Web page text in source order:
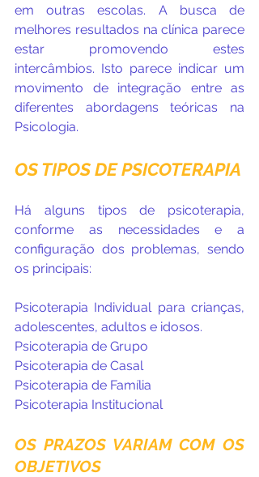
em outras escolas. A busca de
melhores resultados na clínica parece
estar promovendo estes
intercâmbios. Isto parece indicar um
movimento de integração entre as
diferentes abordagens teóricas na
Psicologia.
OS TIPOS DE PSICOTERAPIA
Há alguns tipos de psicoterapia,
conforme as necessidades e a
configuração dos problemas, sendo
os principais:
Psicoterapia Individual para crianças,
adolescentes, adultos e idosos.
Psicoterapia de Grupo
Psicoterapia de Casal
Psicoterapia de Família
Psicoterapia Institucional
OS PRAZOS VARIAM COM OS
OBJETIVOS